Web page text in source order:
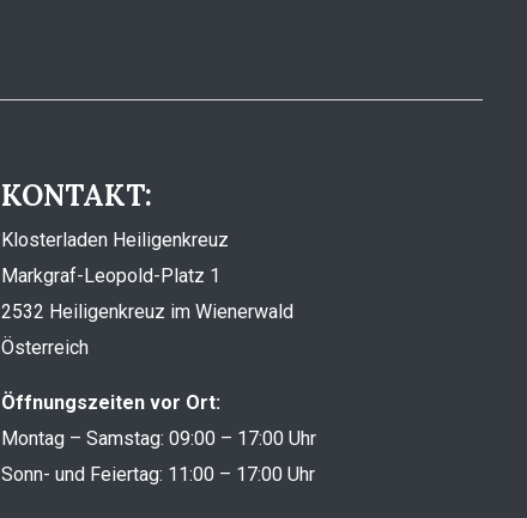
KONTAKT:
Klosterladen Heiligenkreuz
Markgraf-Leopold-Platz 1
2532 Heiligenkreuz im Wienerwald
Österreich
Öffnungszeiten vor Ort:
Montag – Samstag: 09:00 – 17:00 Uhr
Sonn- und Feiertag: 11:00 – 17:00 Uhr